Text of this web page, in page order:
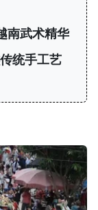
南武术精华
统手工艺